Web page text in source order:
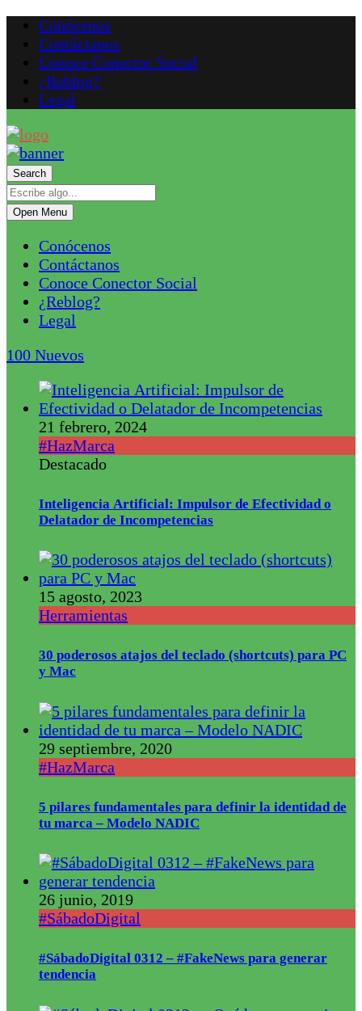
Conócenos
Contáctanos
Conoce Conector Social
¿Reblog?
Legal
Search
Open Menu
Conócenos
Contáctanos
Conoce Conector Social
¿Reblog?
Legal
100 Nuevos
21 febrero, 2024
#HazMarca
Destacado
Inteligencia Artificial: Impulsor de Efectividad o
Delatador de Incompetencias
15 agosto, 2023
Herramientas
30 poderosos atajos del teclado (shortcuts) para PC
y Mac
29 septiembre, 2020
#HazMarca
5 pilares fundamentales para definir la identidad de
tu marca – Modelo NADIC
26 junio, 2019
#SábadoDigital
#SábadoDigital 0312 – #FakeNews para generar
tendencia